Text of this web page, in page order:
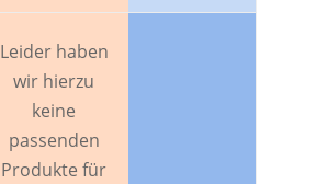
Leider haben
wir hierzu
keine
passenden
Produkte für